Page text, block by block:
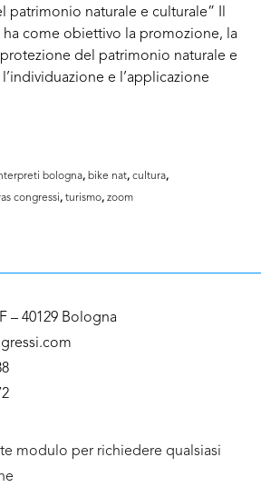
patrimonio naturale e culturale” Il
ha come obiettivo la promozione, la
del patrimonio naturale e
e l’applicazione
bologna, bike nat, cultura,
congressi, turismo, zoom
– 40129 Bologna
modulo per richiedere qualsiasi